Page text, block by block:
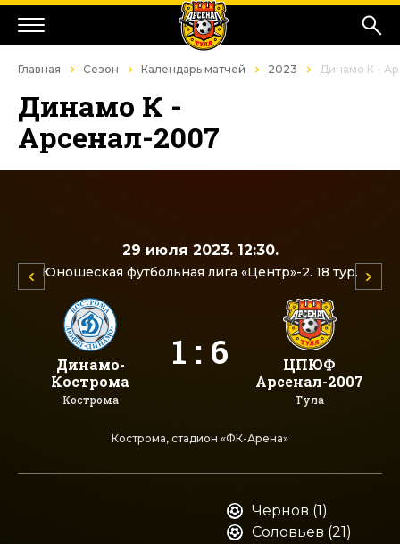
Главная Сезон Календарь матчей 2023 Динамо К -
Динамо К -
Арсенал-2007
29 июля 2023. 12:30.
Юношеская футбольная лига «Центр»-2. 18 тур.
Динамо-
Кострома
Кострома
1 : 6
ЦПЮФ
Арсенал-2007
Тула
Кострома, стадион «ФК-Арена»
Чернов (1)
Соловьев (21)